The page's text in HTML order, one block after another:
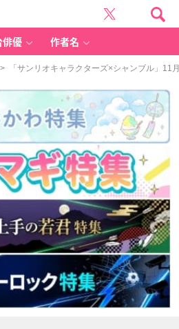
俳優 作者名
> 「サンリオキャラクターズ×シャンブル」11